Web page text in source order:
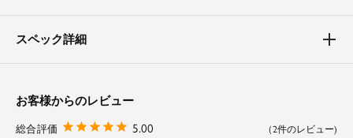
くれます。
素材
スペック詳細
お客様からのレビュー
5.00
2